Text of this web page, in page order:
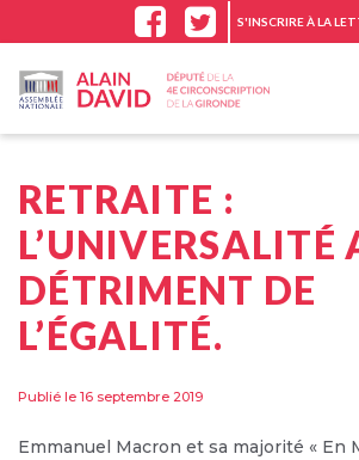
S'INSCRIRE À LA
RETRAITE :
L’UNIVERSALITÉ
DÉTRIMENT DE
L’ÉGALITÉ.
Publié le 16 septembre 2019
Emmanuel Macron et sa majorité « En
Panneau de gestion des cookies